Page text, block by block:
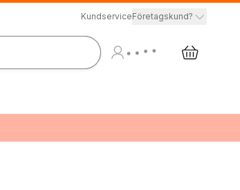
KundserviceFöretagskund?